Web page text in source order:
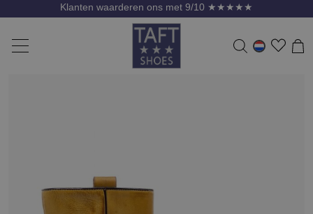
Klanten waarderen ons met 9/10 ★★★★★